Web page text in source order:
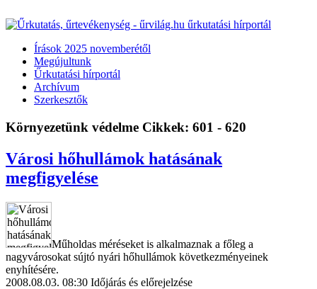
Írások 2025 novemberétől
Megújultunk
Űrkutatási hírportál
Archívum
Szerkesztők
Környezetünk védelme Cikkek: 601 - 620
Városi hőhullámok hatásának
megfigyelése
Műholdas méréseket is alkalmaznak a főleg a
nagyvárosokat sújtó nyári hőhullámok következményeinek
enyhítésére.
2008.08.03. 08:30 Időjárás és előrejelzése